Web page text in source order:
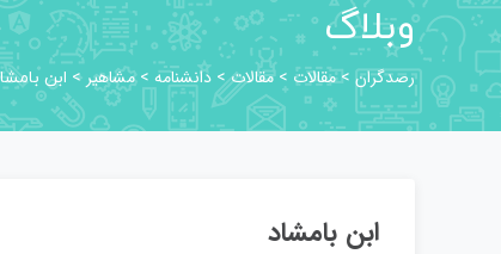
وبلاگ
رصدگران >مقالات >مقالات> دانشنامه >مشاهیر > ابن
ابن بامشاد